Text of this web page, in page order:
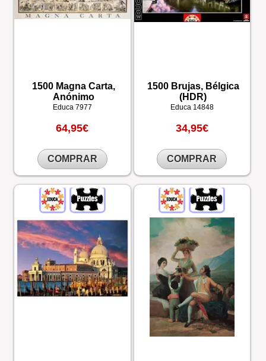
1500 Magna Carta,
Anónimo
Educa 7977
64,95€
COMPRAR
1500 Brujas, Bélgica
(HDR)
Educa 14848
34,95€
COMPRAR